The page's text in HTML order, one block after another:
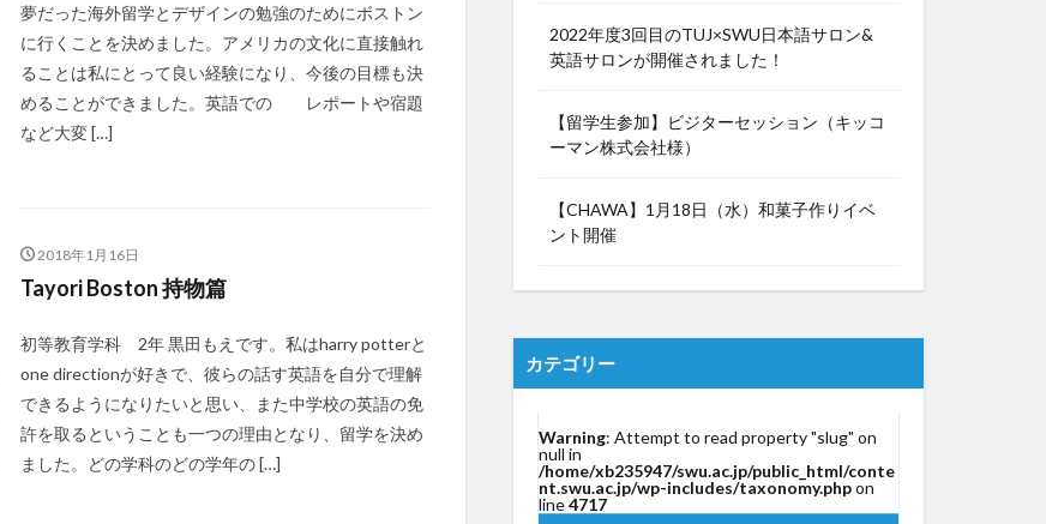
夢だった海外留学とデザインの勉強のためにボストン
に行くことを決めました。アメリカの文化に直接触れ
ることは私にとって良い経験になり、今後の目標も決
めることができました。英語での レポートや宿題
など大変 […]
2018年1月16日
Tayori Boston 持物篇
初等教育学科 2年 黒田もえです。私はharry potterと
one directionが好きで、彼らの話す英語を自分で理解
できるようになりたいと思い、また中学校の英語の免
許を取るということも一つの理由となり、留学を決め
ました。どの学科のどの学年の […]
2022年度3回目のTUJ×SWU日本語サロン&
英語サロンが開催されました！
【留学生参加】ビジターセッション（キッコ
ーマン株式会社様）
【CHAWA】1月18日（水）和菓子作りイベ
ント開催
カテゴリー
Warning: Attempt to read property "slug" on
null in
/home/xb235947/swu.ac.jp/public_html/conte
nt.swu.ac.jp/wp-includes/taxonomy.phpon
line4717